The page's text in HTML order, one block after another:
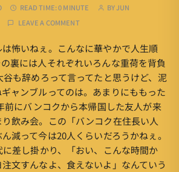
READ TIME:0 MINUTE BYJUN
LEAVE A COMMENT
怖いねぇ。こんなに華やかで人生順
裏には人それぞれいろんな重荷を背負
谷も辞めろって言ってたと思うけど、泥
ャンブルってのは。あまりにももった
前にバンコクから本帰国した友人が来
飲み会。この「バンコク在住長い人
減って今は20人くらいだろうかねぇ。
差し掛かり、「おい、こんな時間か
文すんなよ、食えないよ」なんていう